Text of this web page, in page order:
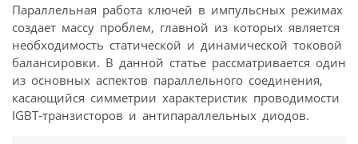
Параллельная работа ключей в импульсных режимах
создает массу проблем, главной из которых является
необходимость статической и динамической токовой
балансировки. В данной статье рассматривается один
из основных аспектов параллельного соединения,
касающийся симметрии характеристик проводимости
IGBT-транзисторов и антипараллельных диодов.